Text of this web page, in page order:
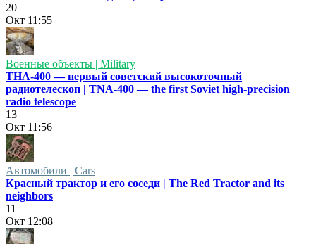
20
Окт 11:55
Военные объекты | Military
ТНА-400 — первый советский высокоточный
радиотелескоп | TNA-400 — the first Soviet high-precision
radio telescope
13
Окт 11:56
Автомобили | Cars
Красный трактор и его соседи | The Red Tractor and its
neighbors
11
Окт 12:08